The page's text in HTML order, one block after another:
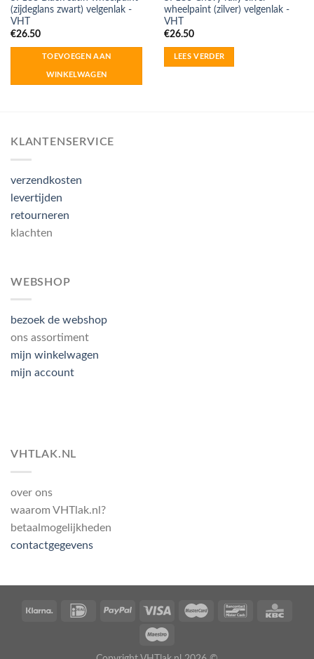
(zijdeglans zwart) velgenlak -
VHT
€26.50
TOEVOEGEN AAN
WINKELWAGEN
wheelpaint (zilver) velgenlak -
VHT
€26.50
LEES VERDER
KLANTENSERVICE
verzendkosten
levertijden
retourneren
klachten
WEBSHOP
bezoek de webshop
ons assortiment
mijn winkelwagen
mijn account
VHTLAK.NL
over ons
waarom VHTlak.nl?
betaalmogelijkheden
contactgegevens